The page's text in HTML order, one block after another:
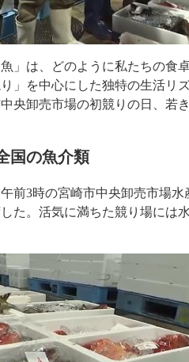
」は、どのように私たちの食
」を中心にした独特の生活リ
央卸売市場の初競りの日、若
国の魚介類
前3時の宮崎市中央卸売市場
た。活気に満ちた競り場には